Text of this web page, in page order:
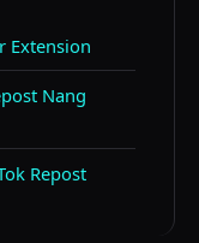
Extension
Nang
Repost